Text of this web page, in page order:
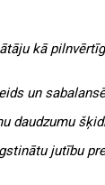
kā
un
daudzumu
jutību